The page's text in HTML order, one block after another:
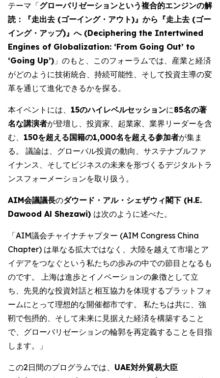
テーマ「グローバリゼーションという複合的エンジンの解
読：『走出去 (ゴーイング・アウト)』から『走上去 (ゴー
イング・アップ)』へ (Deciphering the Intertwined
Engines of Globalization: ‘From Going Out’ to
‘Going Up’) 」のもと、このフォーラムでは、産業と経済
がどのように技術統合、持続可能性、そして投資主導の変
革を通じて進化できるかを探る。
本イベントには、 15のハイレベルセッションに85名の著
名な講演者が登壇し、投資家、起業家、業界リーダーを含
む、 150を超える国籍の1,000名を超える参加者が集ま
る。 議論は、グローバル投資の動向、サステナブルファ
イナンス、そしてビジネスの未来を形づくるデジタルトラ
ンスフォーメーションを取り扱う。
AIM会議議長のダウード・アル・シェザウィ閣下 (H.E.
Dawood Al Shezawi) は次のように述べた。
「AIM議会チャイナチャプター (AIM Congress China
Chapter) は単なる拡大ではなく、大陸を越えて市場とア
イデアをつなぐという私たちの歩みの中での節目となるも
のです。 上海は進歩とイノベーションの象徴として立
ち、先見的な投資対話と相互協力を体現するプラットフォ
ームにとって理想的な開催都市です。 私たちは共に、強
靭で包摂的、そして未来に見据えた経済を構築すること
で、グローバリゼーションの輪郭を再定義することを目指
します。」
この2日間のプログラムでは、 UAE対外貿易大臣